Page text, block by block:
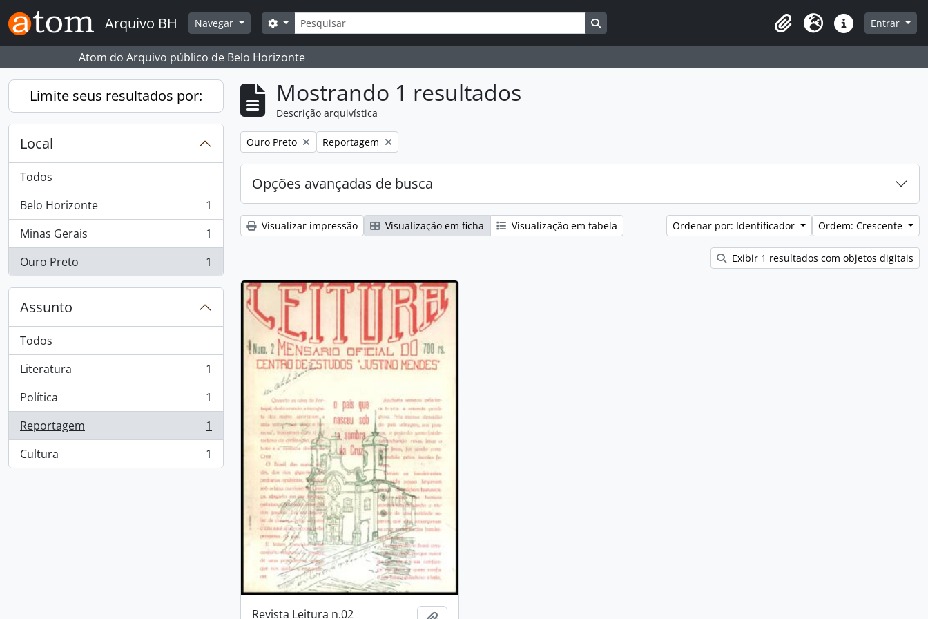
Skip to main content
Arquivo BH Navegar Buscar
Opções de busca
Área de Transferência
Idioma Atalhos Entrar
Atom do Arquivo público de Belo Horizonte
Limite seus resultados por:
Local
Todos
Belo Horizonte
, 1 resultados
1
Minas Gerais
, 1 resultados
1
Ouro Preto
, 1 resultados 1
Assunto
Todos
Literatura
, 1 resultados
1
Política
, 1 resultados
1
Reportagem
, 1 resultados
1
Cultura
, 1 resultados 1
Mostrando 1 resultados
Descrição arquivística
Remover filtro:
Ouro Preto Remover filtro:
Reportagem
Opções avançadas de busca
Visualizar impressão Visualização em ficha Visualização em tabela Ordenar por: Identificador Ordem: Crescente
Exibir 1 resultados com objetos digitais
Revista Leitura n.02